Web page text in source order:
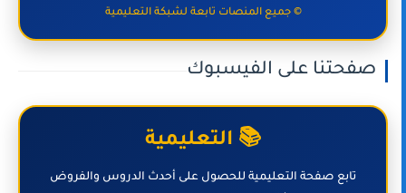
© جميع المنصات تابعة لشبكة التعليمية
صفحتنا على الفيسبوك
📚 التعليمية
تابع صفحة التعليمية للحصول على أحدث الدروس والفروض